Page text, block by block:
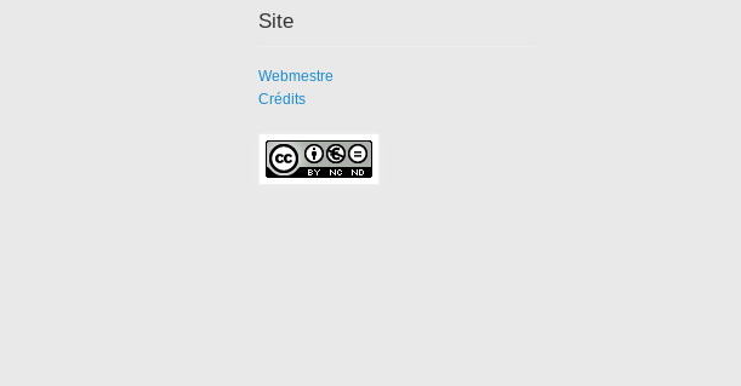
Site
Webmestre
Crédits